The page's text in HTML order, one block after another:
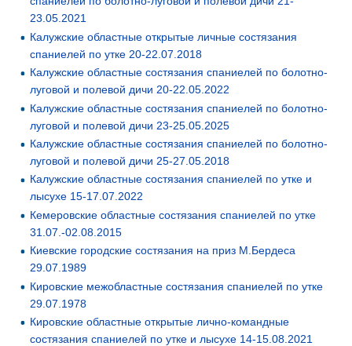
23.05.2021
Калужские областные открытые личные состязания
спаниелей по утке 20-22.07.2018
Калужские областные состязания спаниелей по болотно-
луговой и полевой дичи 20-22.05.2022
Калужские областные состязания спаниелей по болотно-
луговой и полевой дичи 23-25.05.2025
Калужские областные состязания спаниелей по болотно-
луговой и полевой дичи 25-27.05.2018
Калужские областные состязания спаниелей по утке и
лысухе 15-17.07.2022
Кемеровские областные состязания спаниелей по утке
31.07.-02.08.2015
Киевские городские состязания на приз М.Бердеса
29.07.1989
Кировские межобластные состязания спаниелей по утке
29.07.1978
Кировские областные открытые лично-командные
состязания спаниелей по утке и лысухе 14-15.08.2021